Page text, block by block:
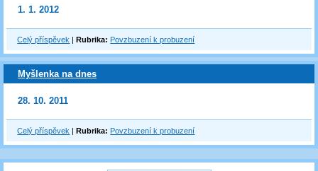
1. 1. 2012
Celý příspěvek |Rubrika: Povzbuzení k probuzení
Myšlenka na dnes
28. 10. 2011
Celý příspěvek |Rubrika: Povzbuzení k probuzení